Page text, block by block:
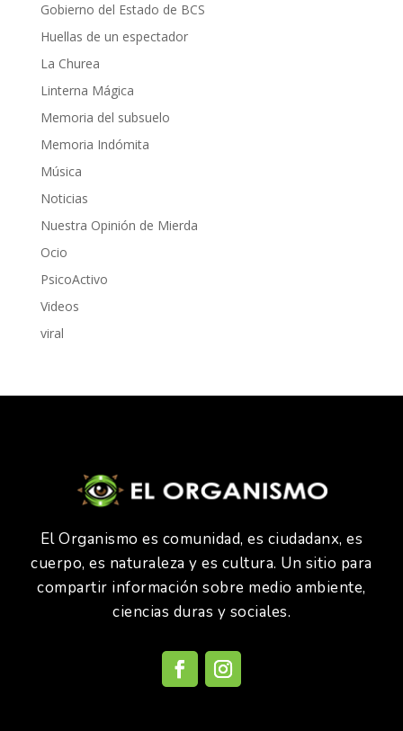
Gobierno del Estado de BCS
Huellas de un espectador
La Churea
Linterna Mágica
Memoria del subsuelo
Memoria Indómita
Música
Noticias
Nuestra Opinión de Mierda
Ocio
PsicoActivo
Videos
viral
El Organismo es comunidad, es ciudadanx, es
cuerpo, es naturaleza y es cultura. Un sitio para
compartir información sobre medio ambiente,
ciencias duras y sociales.